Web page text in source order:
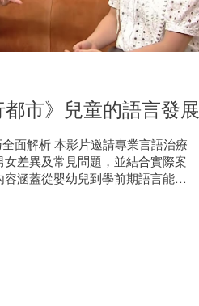
都市》兒童的語言發展
面解析 本影片邀請專業言語治療
差異及常見問題，並結合實際案
涵蓋從嬰幼兒到學前期語言能力
言差異 ## [03:05 - 06:31] 語言發
後天環境影響及多語言學習對語
語言發展的有效遊戲與互動策略